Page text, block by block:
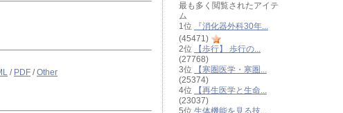
/ PDF /Other
最も多く閲覧されたアイテ
ム
1位
『消化器外科30年...
(45471)
2位
【歩行】 歩行の...
(27768)
3位
【寒圏医学・寒圏...
(25374)
4位
【再生医学と生命...
(23037)
5位 生体機能を見る技...